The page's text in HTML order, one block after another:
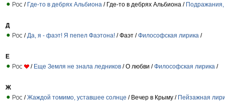
/ Где-то в дебрях Альбиона / Где-то в дебрях Альбиона / Подражания,
Д
/ Да, я - фаэт! Я пепел Фаэтона! / Фаэт /Философская лирика /
Е
/ Еще Земля не знала ледников / О любви /Философская лирика /
Ж
/Жаждой томимо, уставшее солнце / Вечер в Крыму / Пейзажная